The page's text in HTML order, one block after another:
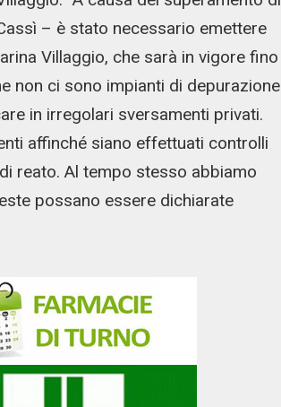
– è stato necessario emettere
Villaggio, che sarà in vigore fino
non ci sono impianti di depurazione
in irregolari sversamenti privati.
affinché siano effettuati controlli
reato. Al tempo stesso abbiamo
possano essere dichiarate